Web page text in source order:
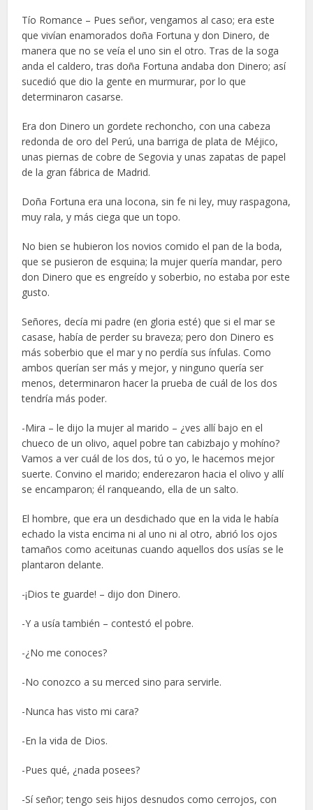
Tío Romance – Pues señor, vengamos al caso; era este
que vivían enamorados doña Fortuna y don Dinero, de
manera que no se veía el uno sin el otro. Tras de la soga
anda el caldero, tras doña Fortuna andaba don Dinero; así
sucedió que dio la gente en murmurar, por lo que
determinaron casarse.
Era don Dinero un gordete rechoncho, con una cabeza
redonda de oro del Perú, una barriga de plata de Méjico,
unas piernas de cobre de Segovia y unas zapatas de papel
de la gran fábrica de Madrid.
Doña Fortuna era una locona, sin fe ni ley, muy raspagona,
muy rala, y más ciega que un topo.
No bien se hubieron los novios comido el pan de la boda,
que se pusieron de esquina; la mujer quería mandar, pero
don Dinero que es engreído y soberbio, no estaba por este
gusto.
Señores, decía mi padre (en gloria esté) que si el mar se
casase, había de perder su braveza; pero don Dinero es
más soberbio que el mar y no perdía sus ínfulas. Como
ambos querían ser más y mejor, y ninguno quería ser
menos, determinaron hacer la prueba de cuál de los dos
tendría más poder.
-Mira – le dijo la mujer al marido – ¿ves allí bajo en el
chueco de un olivo, aquel pobre tan cabizbajo y mohíno?
Vamos a ver cuál de los dos, tú o yo, le hacemos mejor
suerte. Convino el marido; enderezaron hacia el olivo y allí
se encamparon; él ranqueando, ella de un salto.
El hombre, que era un desdichado que en la vida le había
echado la vista encima ni al uno ni al otro, abrió los ojos
tamaños como aceitunas cuando aquellos dos usías se le
plantaron delante.
-¡Dios te guarde! – dijo don Dinero.
-Y a usía también – contestó el pobre.
-¿No me conoces?
-No conozco a su merced sino para servirle.
-Nunca has visto mi cara?
-En la vida de Dios.
-Pues qué, ¿nada posees?
-Sí señor; tengo seis hijos desnudos como cerrojos, con